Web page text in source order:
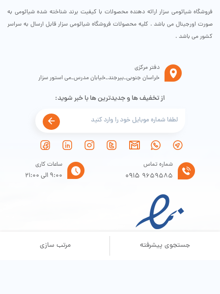
جستجوی پیشرفته مرتب سازی
فروشگاه شیائومی سزار ارائه دهنده محصولات با کیفیت برند شناخته شده شیائومی به
صورت اورجینال می باشد . کلیه محصولات فروشگاه شیائومی سزار قابل ارسال به سراسر
کشور می باشد .
شماره تماس
0915 9659585
ساعات کاری
9:00 الی 21:00
دفتر مرکزی
خراسان جنوبی_بیرجند_خیابان مدرس_می استور سزار
از تخفیف ها و جدیدترین ها با خبر شوید: